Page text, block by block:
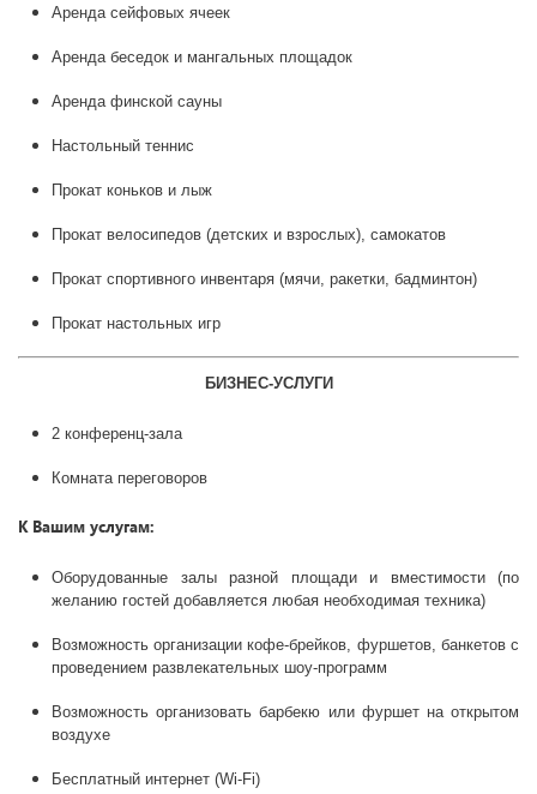
Аренда сейфовых ячеек
Аренда беседок и мангальных площадок
Аренда финской сауны
Настольный теннис
Прокат коньков и лыж
Прокат велосипедов (детских и взрослых), самокатов
Прокат спортивного инвентаря (мячи, ракетки, бадминтон)
Прокат настольных игр
БИЗНЕС-УСЛУГИ
2 конференц-зала
Комната переговоров
К Вашим услугам:
Оборудованные залы разной площади и вместимости (по
желанию гостей добавляется любая необходимая техника)
Возможность организации кофе-брейков, фуршетов, банкетов с
проведением развлекательных шоу-программ
Возможность организовать барбекю или фуршет на открытом
воздухе
Бесплатный интернет (Wi-Fi)